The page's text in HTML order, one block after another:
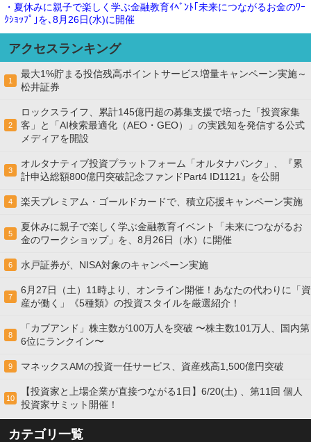
・夏休みに親子で楽しく学ぶ金融教育ｲﾍﾞﾝﾄ｢未来につながるお金のﾜｰ
ｸｼｮｯﾌﾟ｣を､8月26日(水)に開催
アクセスランキング
1
最大1%貯まる投信残高ポイントサービス増量キャンペーン実施～
松井証券
2
ロックスライフ、累計145億円超の募集支援で培った「投資家集
客」と「AI検索最適化（AEO・GEO）」の実践知を発信する公式
メディアを開設
3
オルタナティブ投資プラットフォーム「オルタナバンク」、『累
計申込総額800億円突破記念ファンドPart4 ID1121』を公開
4 楽天プレミアム・ゴールドカードで、積立応援キャンペーン実施
5
夏休みに親子で楽しく学ぶ金融教育イベント「未来につながるお
金のワークショップ」を、8月26日（水）に開催
6 水戸証券が、NISA対象のキャンペーン実施
7
6月27日（土）11時より、オンライン開催！あなたの代わりに「資
産が働く」《5種類》の投資スタイルを厳選紹介！
8
「カブアンド」株主数が100万人を突破 〜株主数101万人、国内第
6位にランクイン〜
9 マネックスAMの投資一任サービス、資産残高1,500億円突破
10
【投資家と上場企業が直接つながる1日】6/20(土) 、第11回 個人
投資家サミット開催！
カテゴリ一覧